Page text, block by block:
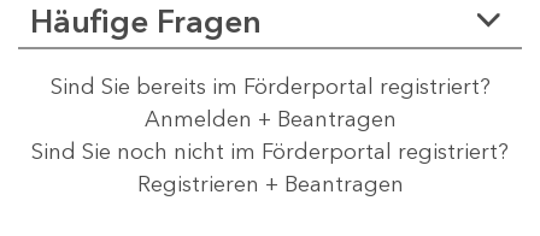
Häufige Fragen
Sind Sie bereits im Förderportal registriert?
Anmelden + Beantragen
Sind Sie noch nicht im Förderportal registriert?
Registrieren + Beantragen